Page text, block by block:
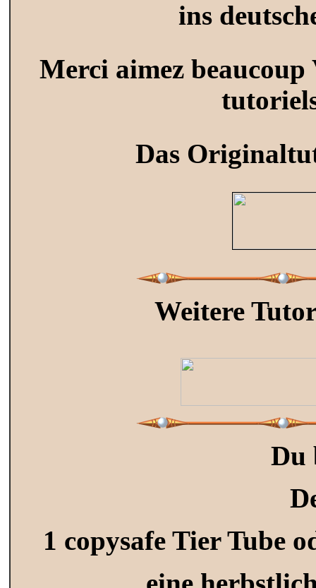
ins
Merci aimez
Das
Weitere
Du
1 copysafe Tier Tube